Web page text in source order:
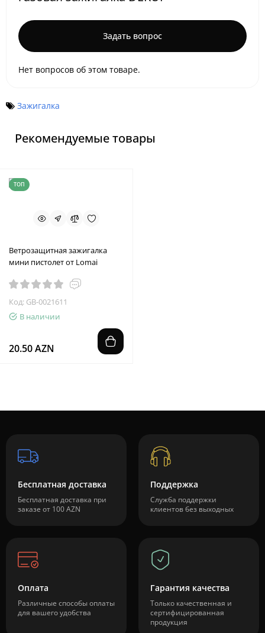
Задать вопрос
Нет вопросов об этом товаре.
Зажигалка
Рекомендуемые товары
ТОП
Ветрозащитная зажигалка
мини пистолет от Lomai
Код: GB-0021611
В наличии
20.50 AZN
Бесплатная доставка
Бесплатная доставка при
заказе от 100 AZN
Поддержка
Служба поддержки
клиентов без выходных
Оплата
Различные способы оплаты
для вашего удобства
Гарантия качества
Только качественная и
сертифицированная
продукция